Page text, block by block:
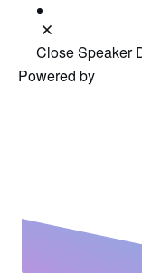
Close Speaker
Powered by